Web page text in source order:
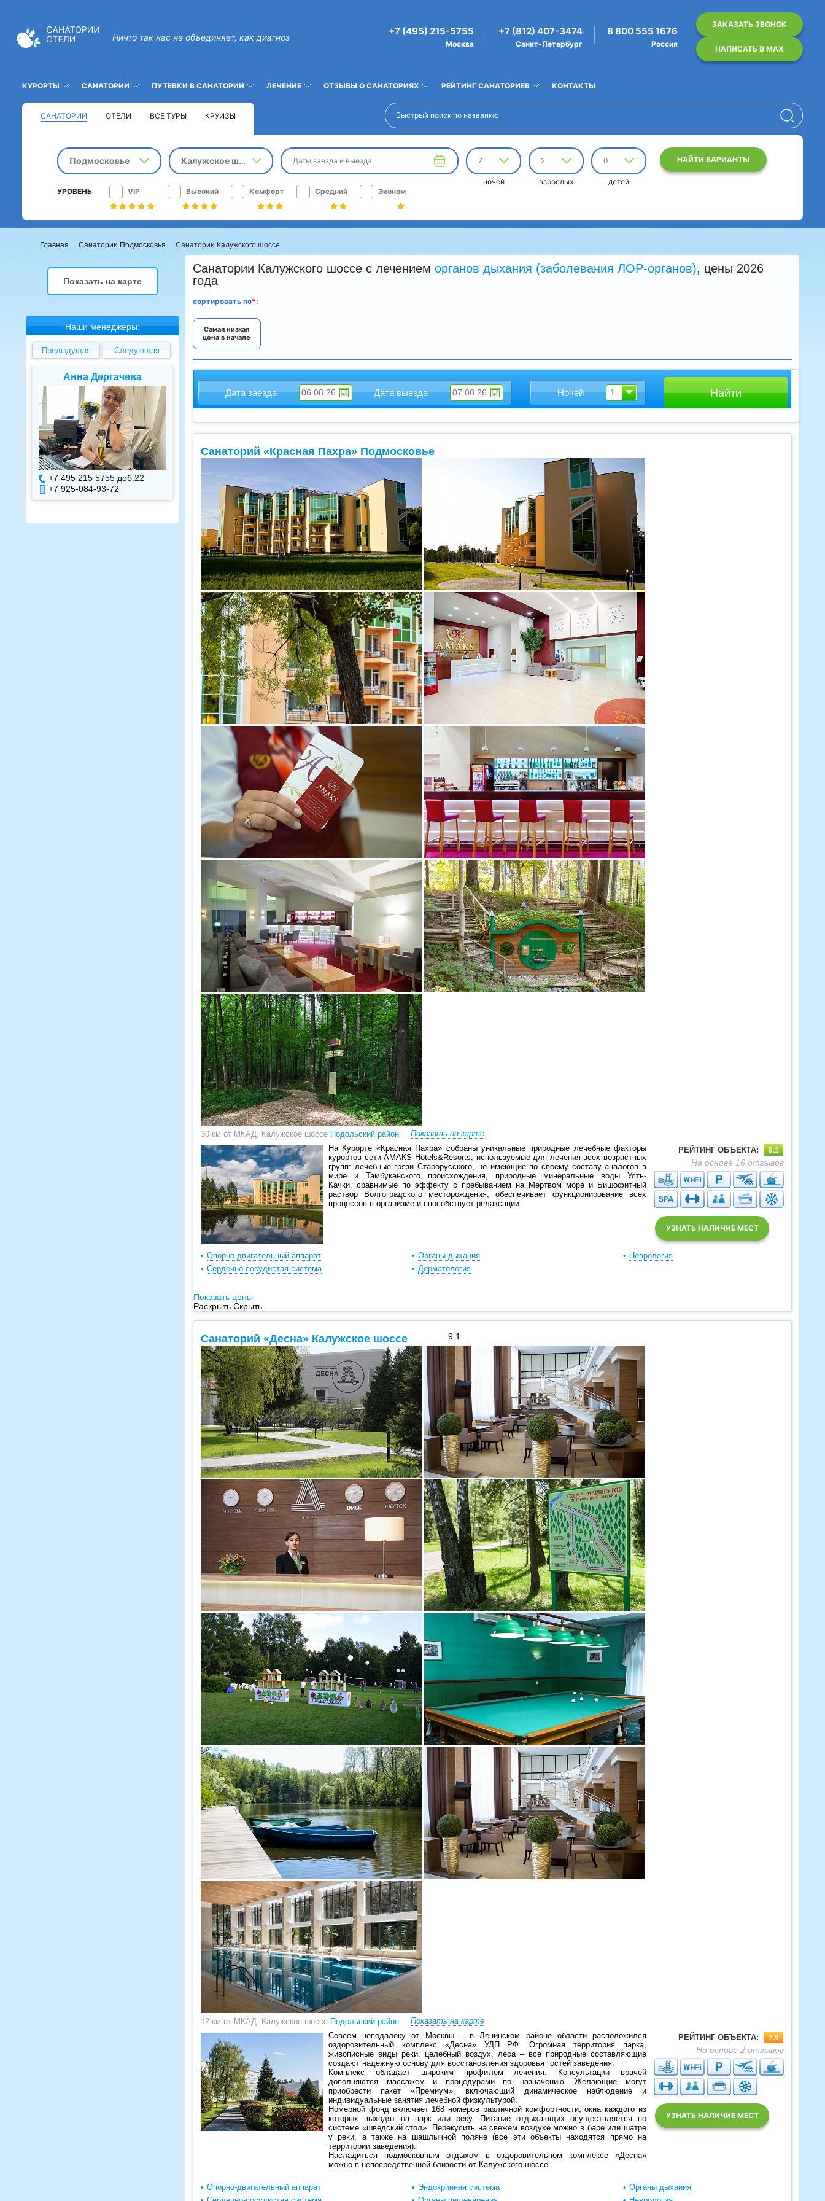
Ничто так нас не объединяет, как диагноз
+7 (495) 215-5755
Москва
+7 (812) 407-3474
Санкт-Петербург
8 800 555 1676
Россия
ЗАКАЗАТЬ ЗВОНОК
НАПИСАТЬ В MAX
КУРОРТЫ САНАТОРИИ ПУТЕВКИ В САНАТОРИИ ЛЕЧЕНИЕ ОТЗЫВЫ О САНАТОРИЯХ РЕЙТИНГ САНАТОРИЕВ КОНТАКТЫ
САНАТОРИИ ОТЕЛИ ВСЕ ТУРЫ КРУИЗЫ
Подмосковье Калужское шоссе Даты заезда и выезда 7
ночей
2
взрослых
0
детей
НАЙТИ ВАРИАНТЫ
УРОВЕНЬ VIP Высокий Комфорт Средний Эконом
Главная Санатории Подмосковья Санатории Калужского шоссе
Показать на карте
Наши менеджеры:
Предыдущая Следующая
Анна Дергачева
+7 495 215 5755 доб.22
+7 925-084-93-72
+7 495 215 5755 доб.
7
+7 925-084-93-71
+7 495 215 5755 доб.
+7 925-084-93-70
Санатории Калужского шоссе с лечением органов дыхания (заболевания ЛОР-органов), цены 2026
года
сортировать по*:
Самая низкая
цена в начале
Дата заезда Дата выезда Ночей 1
Санаторий «Красная Пахра» Подмосковье
30 км от МКАД. Калужское шоссе Подольский район Показать на карте
На Курорте «Красная Пахра» собраны уникальные природные лечебные факторы
курортов сети АМАКS Hotels&Resorts, используемые для лечения всех возрастных
групп: лечебные грязи Старорусского, не имеющие по своему составу аналогов в
мире и Тамбуканского происхождения, природные минеральные воды Усть-
Качки, сравнимые по эффекту с пребыванием на Мертвом море и Бишофитный
раствор Волгоградского месторождения, обеспечивает функционирование всех
процессов в организме и способствует релаксации.
РЕЙТИНГ ОБЪЕКТА: 9.1
На основе 16 отзывов
УЗНАТЬ НАЛИЧИЕ МЕСТ
Опорно-двигательный аппарат
Сердечно-сосудистая система
Органы дыхания
Дерматология
Неврология
Показать цены
Раскрыть Скрыть
Санаторий «Десна» Калужское шоссе 9.1
12 км от МКАД. Калужское шоссе Подольский район Показать на карте
Совсем неподалеку от Москвы – в Ленинском районе области расположился
оздоровительный комплекс «Десна» УДП РФ. Огромная территория парка,
живописные виды реки, целебный воздух, леса – все природные составляющие
создают надежную основу для восстановления здоровья гостей заведения.
Комплекс обладает широким профилем лечения. Консультации врачей
дополняются массажем и процедурами по назначению. Желающие могут
приобрести пакет «Премиум», включающий динамическое наблюдение и
индивидуальные занятия лечебной физкультурой.
Номерной фонд включает 168 номеров различной комфортности, окна каждого из
которых выходят на парк или реку. Питание отдыхающих осуществляется по
системе «шведский стол». Перекусить на свежем воздухе можно в баре или шатре
у реки, а также на шашлычной поляне (все эти объекты находятся прямо на
территории заведения).
Насладиться подмосковным отдыхом в оздоровительном комплексе «Десна»
можно в непосредственной близости от Калужского шоссе.
РЕЙТИНГ ОБЪЕКТА: 7.9
На основе 2 отзывов
УЗНАТЬ НАЛИЧИЕ МЕСТ
Опорно-двигательный аппарат
Эндокринная система
Органы дыхания